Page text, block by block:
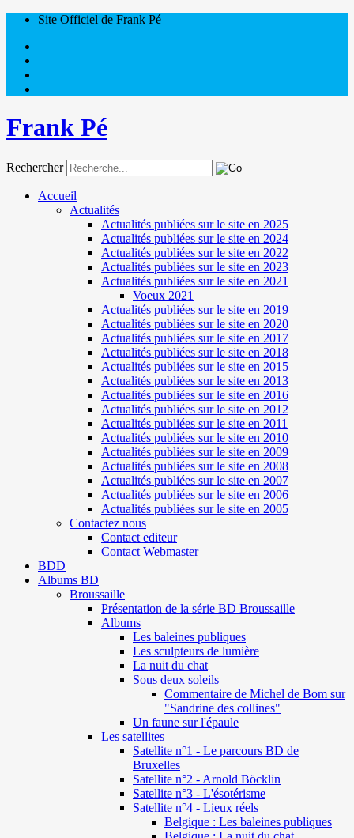
Site Officiel de Frank Pé
Frank Pé
Rechercher
Accueil
Actualités
Actualités publiées sur le site en 2025
Actualités publiées sur le site en 2024
Actualités publiées sur le site en 2022
Actualités publiées sur le site en 2023
Actualités publiées sur le site en 2021
Voeux 2021
Actualités publiées sur le site en 2019
Actualités publiées sur le site en 2020
Actualités publiées sur le site en 2017
Actualités publiées sur le site en 2018
Actualités publiées sur le site en 2015
Actualités publiées sur le site en 2013
Actualités publiées sur le site en 2016
Actualités publiées sur le site en 2012
Actualités publiées sur le site en 2011
Actualités publiées sur le site en 2010
Actualités publiées sur le site en 2009
Actualités publiées sur le site en 2008
Actualités publiées sur le site en 2007
Actualités publiées sur le site en 2006
Actualités publiées sur le site en 2005
Contactez nous
Contact editeur
Contact Webmaster
BDD
Albums BD
Broussaille
Présentation de la série BD Broussaille
Albums
Les baleines publiques
Les sculpteurs de lumière
La nuit du chat
Sous deux soleils
Commentaire de Michel de Bom sur
"Sandrine des collines"
Un faune sur l'épaule
Les satellites
Satellite n°1 - Le parcours BD de
Bruxelles
Satellite n°2 - Arnold Böcklin
Satellite n°3 - L'ésotérisme
Satellite n°4 - Lieux réels
Belgique : Les baleines publiques